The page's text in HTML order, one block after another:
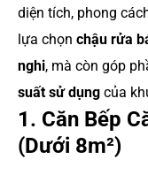
diện tích, phong
lựa chọn chậu rửa
nghi, mà còn góp
suất sử dụng của
1. Căn Bếp
(Dưới 8m²)